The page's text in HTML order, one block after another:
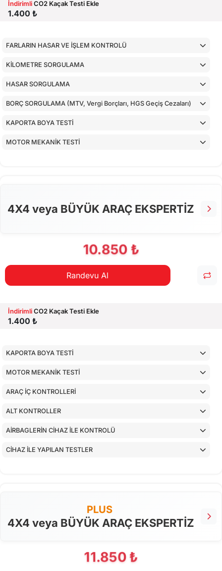
İndirimliCO2 Kaçak Testi Ekle
1.400 ₺
FARLARIN HASAR VE İŞLEM KONTROLÜ
KİLOMETRE SORGULAMA
HASAR SORGULAMA
BORÇ SORGULAMA (MTV, Vergi Borçları, HGS Geçiş Cezaları)
KAPORTA BOYA TESTİ
MOTOR MEKANİK TESTİ
4X4 veya BÜYÜK ARAÇ EKSPERTİZ
10.850 ₺
Randevu Al
İndirimliCO2 Kaçak Testi Ekle
1.400 ₺
KAPORTA BOYA TESTİ
MOTOR MEKANİK TESTİ
ARAÇ İÇ KONTROLLERİ
ALT KONTROLLER
AİRBAGLERİN CİHAZ İLE KONTROLÜ
CİHAZ İLE YAPILAN TESTLER
PLUS
4X4 veya BÜYÜK ARAÇ EKSPERTİZ
11.850 ₺